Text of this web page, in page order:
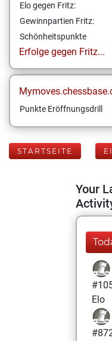
Elo gegen Fritz:
Gewinnpartien Fritz:
Schönheitspunkte
Erfolge gegen Fritz...
Punkte Eröffnungsdrill
STARTSEITE
Your
Elo